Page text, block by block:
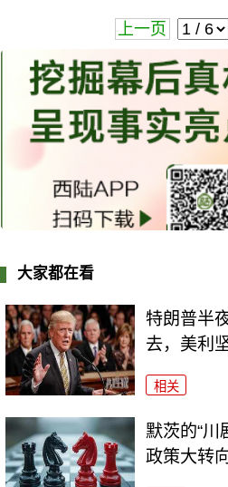
上一页
大家都在看
特朗普半
去，美利
相关
默茨的“川
政策大转向